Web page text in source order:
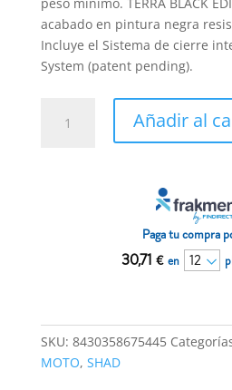
acabado en pintura negra
Incluye el Sistema de cierre
System (patent pending).
LATERAL
Añadir al
Paga tu compra
30,71 € en
SKU: 8430358675445
MOTO, SHAD